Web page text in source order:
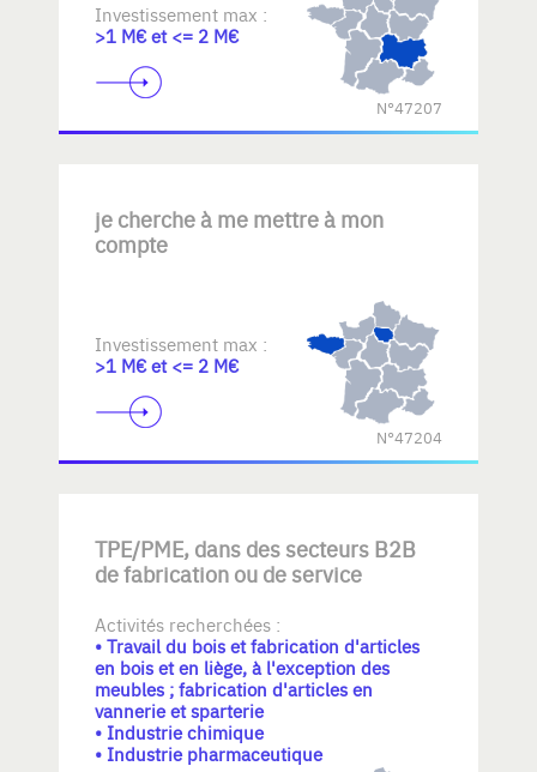
Investissement max :
>1 M€ et <= 2 M€
N°47207
je cherche à me mettre à mon
compte
Investissement max :
>1 M€ et <= 2 M€
N°47204
TPE/PME, dans des secteurs B2B
de fabrication ou de service
Activités recherchées :
• Travail du bois et fabrication d'articles
en bois et en liège, à l'exception des
meubles ; fabrication d'articles en
vannerie et sparterie
• Industrie chimique
• Industrie pharmaceutique